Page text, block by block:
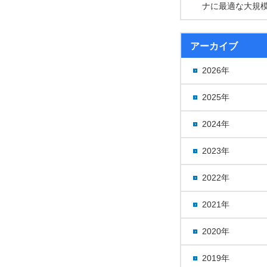
ナに最適な大規
アーカイブ
2026年
2025年
2024年
2023年
2022年
2021年
2020年
2019年